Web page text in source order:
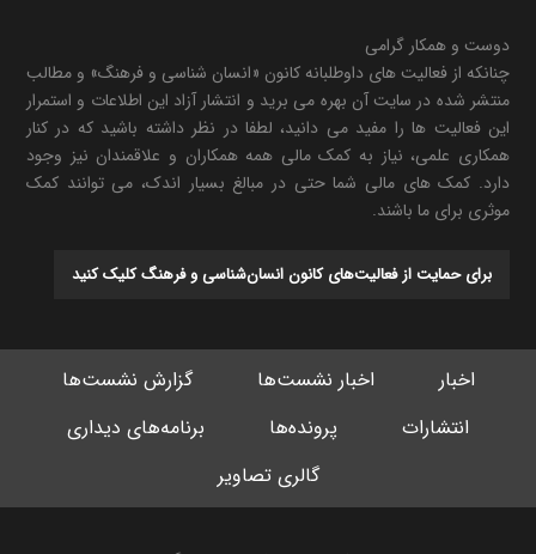
دوست و همکار گرامی
چنانکه از فعالیت های داوطلبانه کانون «انسان شناسی و فرهنگ» و مطالب
منتشر شده در سایت آن بهره می برید و انتشار آزاد این اطلاعات و استمرار
این فعالیت ها را مفید می دانید، لطفا در نظر داشته باشید که در کنار
همکاری علمی، نیاز به کمک مالی همه همکاران و علاقمندان نیز وجود
دارد. کمک های مالی شما حتی در مبالغ بسیار اندک، می توانند کمک
موثری برای ما باشند.
برای حمایت از فعالیت‌های کانون انسان‌شناسی و فرهنگ کلیک کنید
اخبار اخبار نشست‌ها
گزارش نشست‌ها
انتشارات
پرونده‌ها
برنامه‌های دیداری
گالری تصاویر